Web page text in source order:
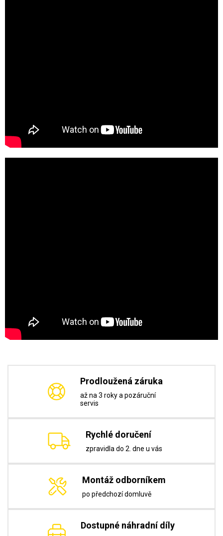
Prodloužená záruka
až na 3 roky a pozáruční
servis
Rychlé doručení
zpravidla do 2. dne u vás
Montáž odborníkem
po předchozí domluvě
Dostupné náhradní díly